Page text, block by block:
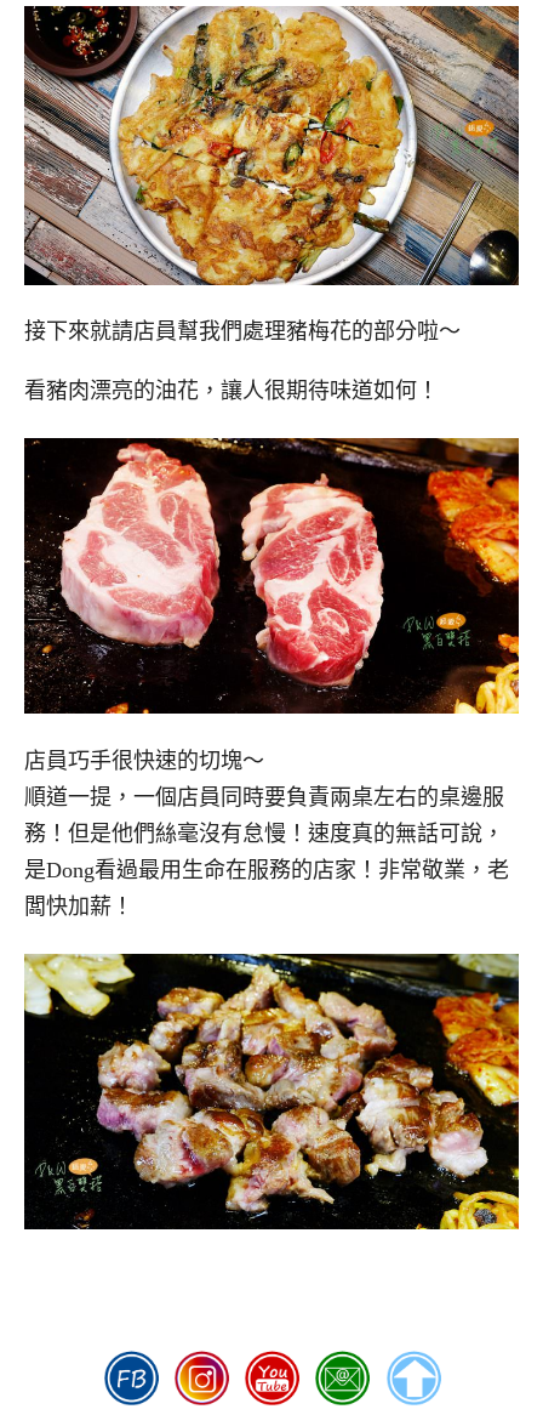
接下來就請店員幫我們處理豬梅花的部分啦～
看豬肉漂亮的油花，讓人很期待味道如何！
店員巧手很快速的切塊～
順道一提，一個店員同時要負責兩桌左右的桌邊服
務！但是他們絲毫沒有怠慢！速度真的無話可說，
是Dong看過最用生命在服務的店家！非常敬業，老
闆快加薪！